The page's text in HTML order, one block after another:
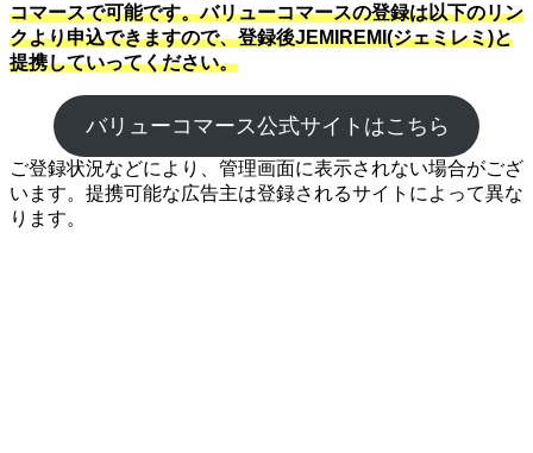
コマースで可能です。バリューコマースの登録は以下のリン
クより申込できますので、登録後JEMIREMI(ジェミレミ)と
提携していってください。
バリューコマース公式サイトはこちら
ご登録状況などにより、管理画面に表示されない場合がござ
います。提携可能な広告主は登録されるサイトによって異な
ります。